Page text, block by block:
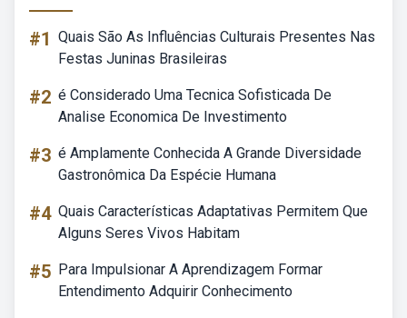
#1 Quais São As Influências Culturais Presentes Nas
Festas Juninas Brasileiras
#2 é Considerado Uma Tecnica Sofisticada De
Analise Economica De Investimento
#3 é Amplamente Conhecida A Grande Diversidade
Gastronômica Da Espécie Humana
#4 Quais Características Adaptativas Permitem Que
Alguns Seres Vivos Habitam
#5 Para Impulsionar A Aprendizagem Formar
Entendimento Adquirir Conhecimento